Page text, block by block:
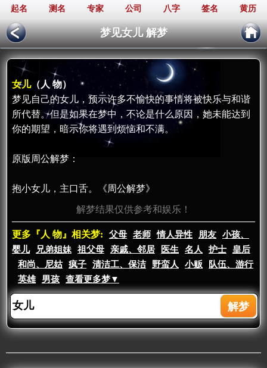
起名 测名 专家 公司 八字 签名 黄历
梦见女儿 解梦
女儿（人 物）
梦见自己的女儿，预示许多不愉快的事情将被快乐与和谐
所代替。但是如果在梦中，不论是什么原因，她未能达到
你的期望，暗示你将遇到烦恼和不满。
原版周公解梦：
抱小女儿，主口舌。《周公解梦》
解梦结果仅供参考和娱乐！
更多『人 物』相关梦: 父母 老师 情人异性 朋友
小孩、
婴儿
兄弟姐妹 祖父母 亲戚、邻居 医生 名人 护士
皇后
和尚、尼姑
疯子 清洁工、保洁 野蛮人 小贩
队伍、游行
英雄
男孩 查看更多梦▼